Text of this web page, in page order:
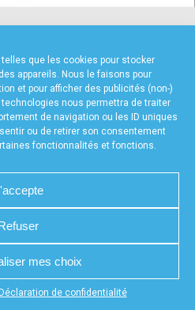
que les cookies pour stocker
appareils. Nous le faisons pour
et pour afficher des publicités (non-)
nous permettra de traiter
de navigation ou les ID uniques
ou de retirer son consentement
fonctionnalités et fonctions.
mes choix
Déclaration de confidentialité
en bas de votre
NOUS CONTACTER
DE CONFIDENTIALITÉ (UE)